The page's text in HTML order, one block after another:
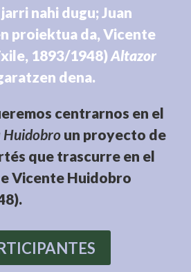
nahi dugu; Juan
proiektua da, Vicente
1893/1948)Altazor
dena.
centrarnos en el
Huidobroun proyecto de
que trascurre en el
Vicente Huidobro